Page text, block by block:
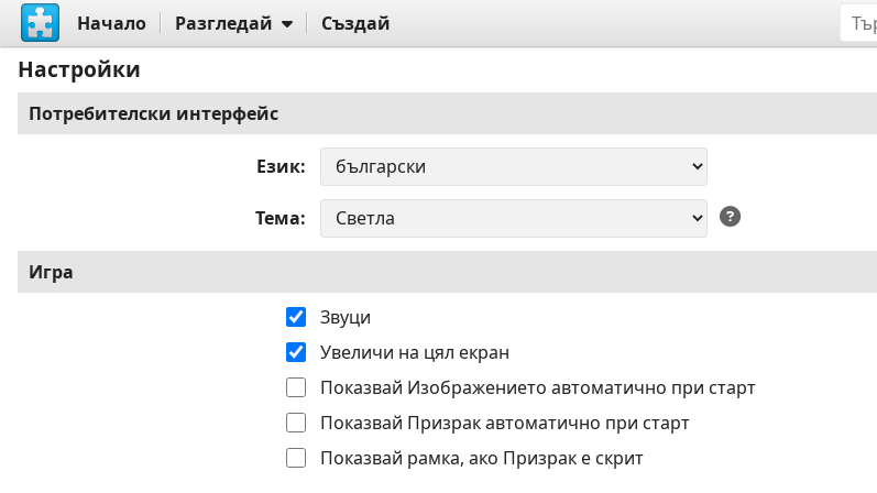
Начало Разгледай Създай
Настройки
Потребителски интерфейс
Език
Тема
Игра
Звуци
Увеличи на цял екран
Показвай Изображението автоматично при старт
Показвай Призрак автоматично при старт
Показвай рамка, ако Призрак е скрит